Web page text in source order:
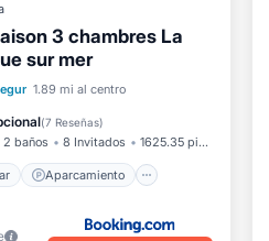
3 chambres La
sur mer
1.89 mi al centro
(7 Reseñas)
2 baños 8 Invitados 1625.35 pies²
Aparcamiento
mar
Aparcamiento
Vista al mar